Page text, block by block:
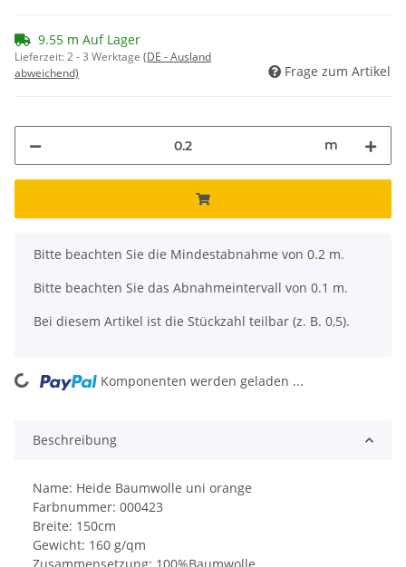
9.55 m Auf Lager
Lieferzeit:2 - 3 Werktage (DE - Ausland
abweichend)
Frage zum Artikel
m
x
Bitte beachten Sie die Mindestabnahme von 0.2 m.
Bitte beachten Sie das Abnahmeintervall von 0.1 m.
Bei diesem Artikel ist die Stückzahl teilbar (z. B. 0,5).
Komponenten werden geladen ...
Beschreibung
Name: Heide Baumwolle uni orange
Farbnummer: 000423
Breite: 150cm
Gewicht: 160 g/qm